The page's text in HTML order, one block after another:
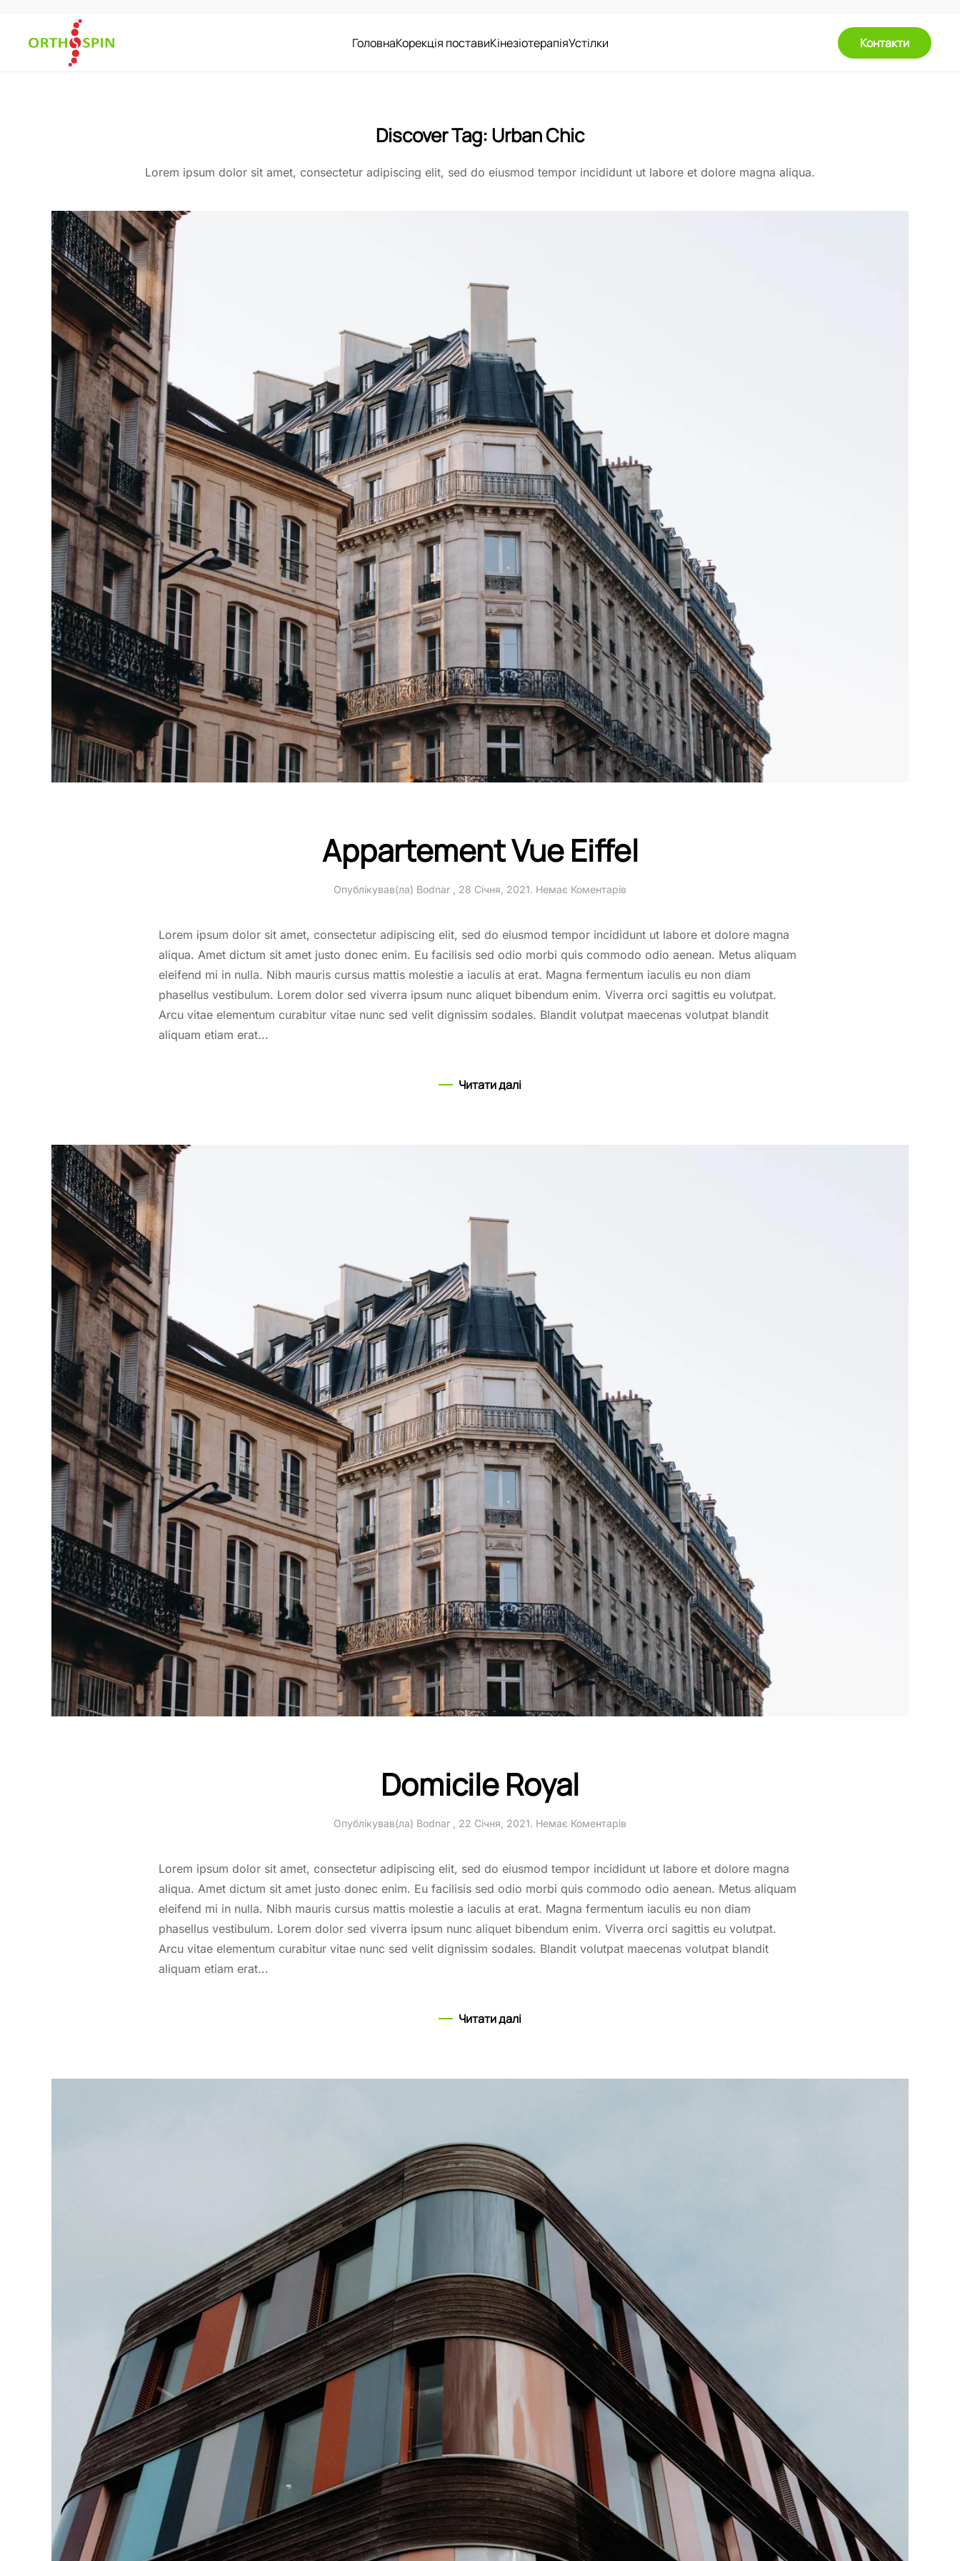
Skip to main content ГоловнаКорекція поставиКінезіотерапіяУстілки Контакти
Discover Tag:Urban Chic
Lorem ipsum dolor sit amet, consectetur adipiscing elit, sed do eiusmod tempor incididunt ut labore et dolore magna aliqua.
Appartement Vue Eiffel
Опублікував(ла) Bodnar 28 Січня, 2021. Немає Коментарів
Eiffel
Lorem ipsum dolor sit amet, consectetur adipiscing elit, sed do eiusmod tempor incididunt ut labore et dolore magna
aliqua. Amet dictum sit amet justo donec enim. Eu facilisis sed odio morbi quis commodo odio aenean. Metus aliquam
eleifend mi in nulla. Nibh mauris cursus mattis molestie a iaculis at erat. Magna fermentum iaculis eu non diam
phasellus vestibulum. Lorem dolor sed viverra ipsum nunc aliquet bibendum enim. Viverra orci sagittis eu volutpat.
Arcu vitae elementum curabitur vitae nunc sed velit dignissim sodales. Blandit volutpat maecenas volutpat blandit
aliquam etiam erat...
Читати далі
Domicile Royal
Опублікував(ла) Bodnar 22 Січня, 2021. Немає Коментарів
Lorem ipsum dolor sit amet, consectetur adipiscing elit, sed do eiusmod tempor incididunt ut labore et dolore magna
aliqua. Amet dictum sit amet justo donec enim. Eu facilisis sed odio morbi quis commodo odio aenean. Metus aliquam
eleifend mi in nulla. Nibh mauris cursus mattis molestie a iaculis at erat. Magna fermentum iaculis eu non diam
phasellus vestibulum. Lorem dolor sed viverra ipsum nunc aliquet bibendum enim. Viverra orci sagittis eu volutpat.
Arcu vitae elementum curabitur vitae nunc sed velit dignissim sodales. Blandit volutpat maecenas volutpat blandit
aliquam etiam erat...
Читати далі